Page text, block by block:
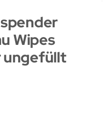
Wipes
ungefüllt